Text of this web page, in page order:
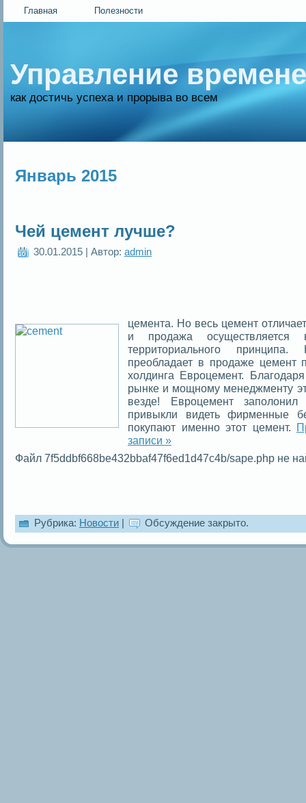
Главная Полезности
Управление
как достичь успеха и прорыва во всем
Январь 2015
Чей цемент лучше?
30.01.2015 | Автор: admin
цемента. Но весь цемент
и продажа
территориального
преобладает в продаже цемент
холдинга Евроцемент.
рынке и мощному менеджменту
везде! Евроцемент
привыкли видеть фирменные
покупают именно этот цемент.
записи »
Файл 7f5ddbf668be432bbaf47f6ed1d47c4b/sape.php не
Рубрика: Новости Обсуждение закрыто.